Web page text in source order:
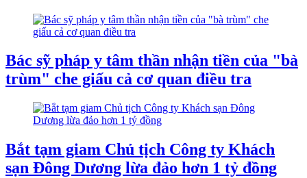
Bác sỹ pháp y tâm thần nhận tiền của "bà
trùm" che giấu cả cơ quan điều tra
Bắt tạm giam Chủ tịch Công ty Khách
sạn Đông Dương lừa đảo hơn 1 tỷ đồng